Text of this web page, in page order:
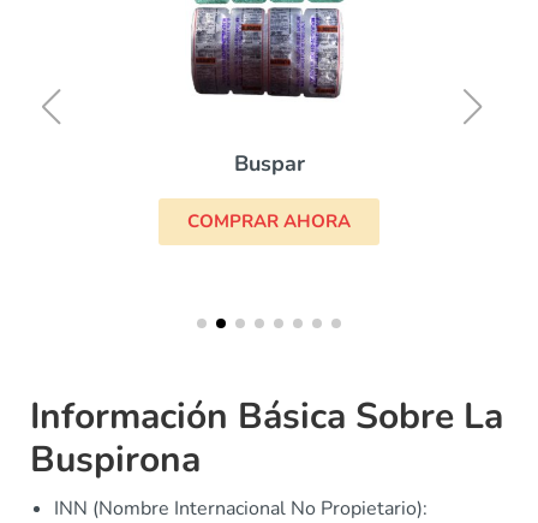
Buspar
COMPRAR AHORA
Información Básica Sobre La
Buspirona
INN (Nombre Internacional No Propietario):